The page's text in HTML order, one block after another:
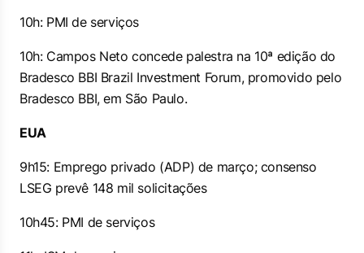
10h: PMI de serviços
10h: Campos Neto concede palestra na 10ª edição do
Bradesco BBI Brazil Investment Forum, promovido pelo
Bradesco BBI, em São Paulo.
EUA
9h15: Emprego privado (ADP) de março; consenso
LSEG prevê 148 mil solicitações
10h45: PMI de serviços